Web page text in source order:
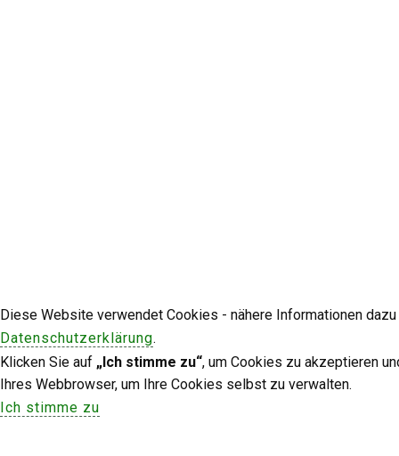
Diese Website verwendet Cookies - nähere Informationen
Datenschutzerklärung.
Klicken Sie auf „Ich stimme zu“, um Cookies zu akzeptieren
Ihres Webbrowser, um Ihre Cookies selbst zu verwalten.
Ich stimme zu